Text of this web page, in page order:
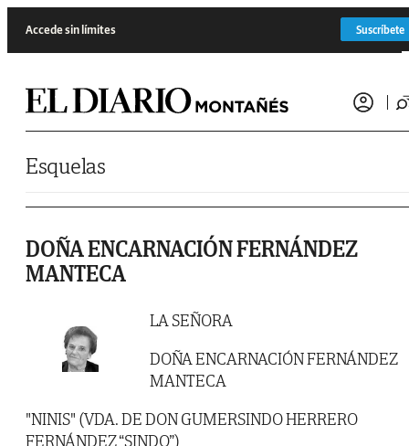
Accede sin límites Suscríbete
Esquelas
DOÑA ENCARNACIÓN FERNÁNDEZ
MANTECA
LA SEÑORA
DOÑA ENCARNACIÓN FERNÁNDEZ
MANTECA
"NINIS" (VDA. DE DON GUMERSINDO HERRERO
FERNÁNDEZ “SINDO”)